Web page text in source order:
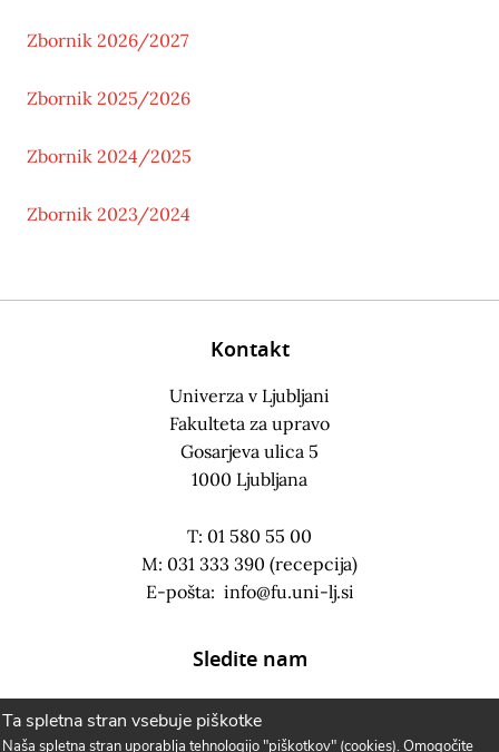
Ta spletna stran vsebuje piškotke
Naša spletna stran uporablja tehnologijo "piškotkov" (cookies). Omogočite
Zbornik 2026/2027
Zbornik 2025/2026
Zbornik 2024/2025
Zbornik 2023/2024
Kontakt
Univerza v Ljubljani
Fakulteta za upravo
Gosarjeva ulica 5
1000 Ljubljana
T: 01 580 55 00
M: 031 333 390 (recepcija)
E-pošta: info@fu.uni-lj.si
Sledite nam